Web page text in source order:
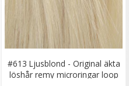
löshår remy nagelslingor
#613 Ljusblond - Original äkta
löshår remy microringar loop